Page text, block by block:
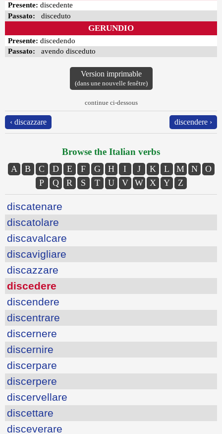
Presente: discedente
Passato: disceduto
GERUNDIO
Presente: discedendo
Passato: avendo disceduto
Version imprimable
(dans une nouvelle fenêtre)
continue ci-dessous
‹ discazzare discendere ›
Browse the Italian verbs
A B C D E F G H I J K L M N
O
P
Q R S T U V W X Y Z
discatenare
discatolare
discavalcare
discavigliare
discazzare
discedere
discendere
discentrare
discernere
discernire
discerpare
discerpere
discervellare
discettare
disceverare